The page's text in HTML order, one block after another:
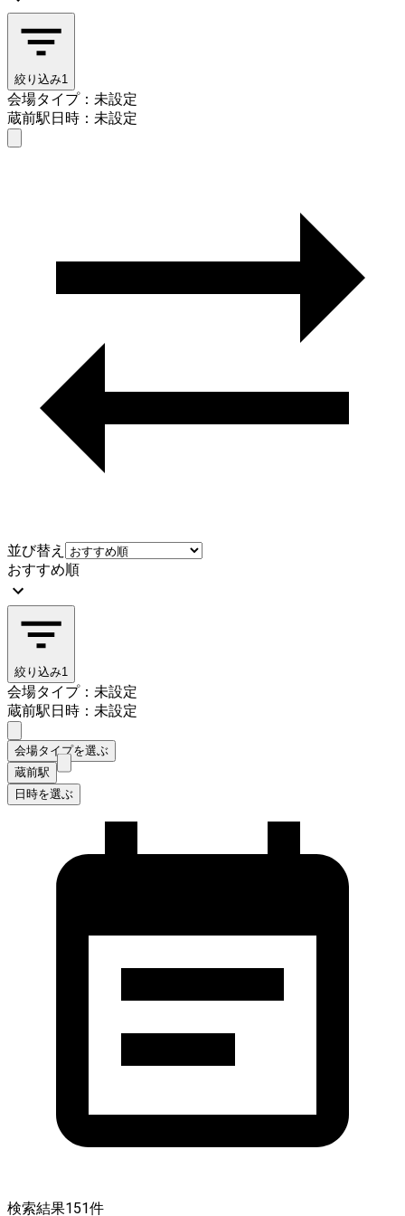
絞り込み1
会場タイプ：未設定
蔵前駅日時：未設定
並び替え
おすすめ順
絞り込み1
会場タイプ：未設定
蔵前駅日時：未設定
会場タイプを選ぶ
蔵前駅
日時を選ぶ
検索結果151件